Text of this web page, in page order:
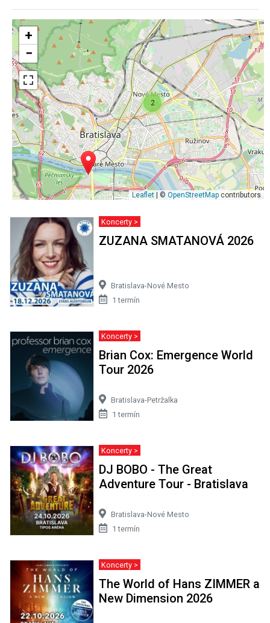
2
+
−
Leaflet | © OpenStreetMap contributors
Koncerty >
ZUZANA SMATANOVÁ 2026
Bratislava-Nové Mesto
1 termín
Koncerty >
Brian Cox: Emergence World
Tour 2026
Bratislava-Petržalka
1 termín
Koncerty >
DJ BOBO - The Great
Adventure Tour - Bratislava
Bratislava-Nové Mesto
1 termín
Koncerty >
The World of Hans ZIMMER a
New Dimension 2026